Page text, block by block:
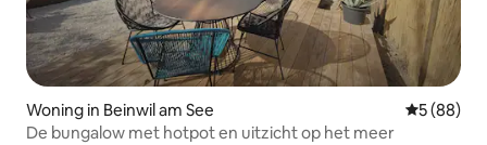
Woning in Beinwil am See
5 (88)
De bungalow met hotpot en uitzicht op het meer